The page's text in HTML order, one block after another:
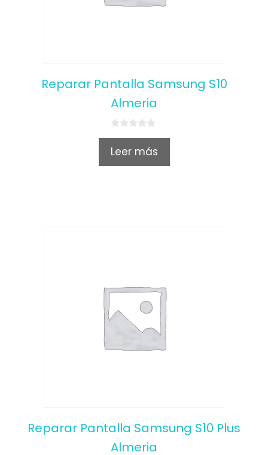
Reparar Pantalla Samsung S10
Almeria
0
u
Leer más
Reparar Pantalla Samsung S10 Plus
Almeria